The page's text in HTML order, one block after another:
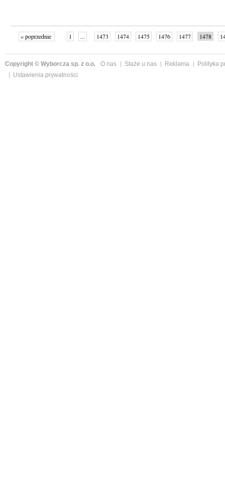
« poprzednie 1 ... 1473 1474 1475 1476 1477 1478
Copyright © Wyborcza sp. z o.o. O nas Staże u nas Reklama
Polityka
Ustawienia prywatności